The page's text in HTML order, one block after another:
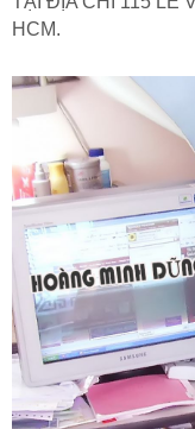
HCM.